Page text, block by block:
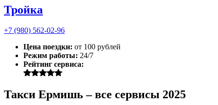
Тройка
+7 (980) 562-02-96
Цена поездки: от 100 рублей
Режим работы: 24/7
Рейтинг сервиса:
Такси Ермишь – все сервисы 2025